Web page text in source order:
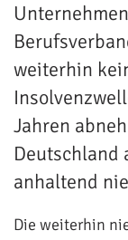
weiterhin
Jahren
Deutschland
anhaltend
Die weiterhin